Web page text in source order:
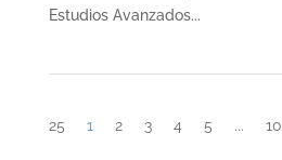
Estudios Avanzados...
25
1 2 3 4 5 ... 10